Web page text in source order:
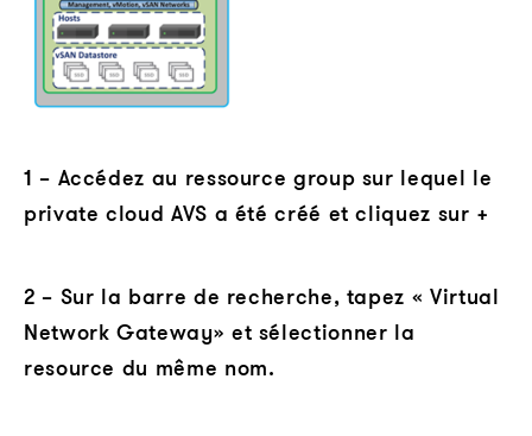
1 – Accédez au ressource group sur lequel le
private cloud AVS a été créé et cliquez sur +
2 – Sur la barre de recherche, tapez « Virtual
Network Gateway» et sélectionner la
resource du même nom.